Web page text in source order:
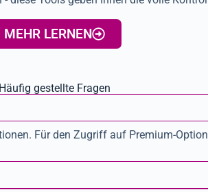
MEHR LERNEN
Häufig gestellte Fragen
Für den Zugriff auf Premium-